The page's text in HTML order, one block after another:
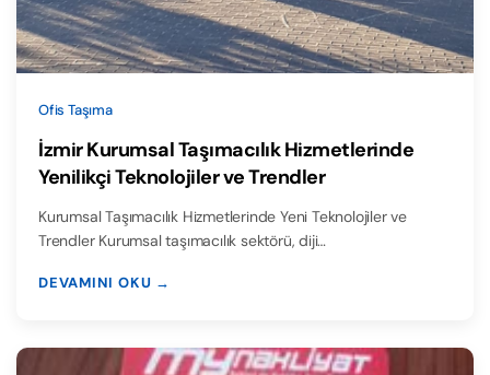
Ofis Taşıma
İzmir Kurumsal Taşımacılık Hizmetlerinde
Yenilikçi Teknolojiler ve Trendler
Kurumsal Taşımacılık Hizmetlerinde Yeni Teknolojiler ve
Trendler Kurumsal taşımacılık sektörü, diji…
DEVAMINI OKU →